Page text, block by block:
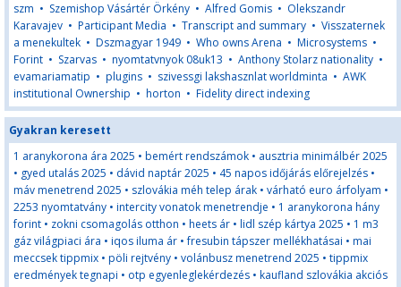
szm • Szemishop Vásártér Örkény • Alfred Gomis • Olekszandr
Karavajev • Participant Media • Transcript and summary • Visszaternek
a menekultek • Dszmagyar 1949 • Who owns Arena • Microsystems •
Forint • Szarvas • nyomtatvnyok 08uk13 • Anthony Stolarz nationality •
evamariamatip • plugins • szivessgi lakshasznlat worldminta • AWK
institutional Ownership • horton • Fidelity direct indexing
Gyakran keresett
1 aranykorona ára 2025 • bemért rendszámok • ausztria minimálbér 2025
• gyed utalás 2025 • dávid naptár 2025 • 45 napos időjárás előrejelzés •
máv menetrend 2025 • szlovákia méh telep árak • várható euro árfolyam •
2253 nyomtatvány • intercity vonatok menetrendje • 1 aranykorona hány
forint • zokni csomagolás otthon • heets ár • lidl szép kártya 2025 • 1 m3
gáz világpiaci ára • iqos iluma ár •fresubin tápszer mellékhatásai • mai
meccsek tippmix • pöli rejtvény • volánbusz menetrend 2025 • tippmix
eredmények tegnapi • otp egyenleglekérdezés • kaufland szlovákia akciós